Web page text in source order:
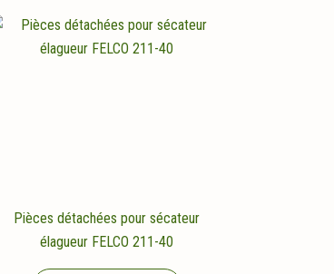
Pièces détachées pour sécateur
élagueur FELCO 211-40